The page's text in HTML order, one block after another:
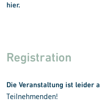
hier.
Registration
Die Veranstaltung ist leider
Teilnehmenden!